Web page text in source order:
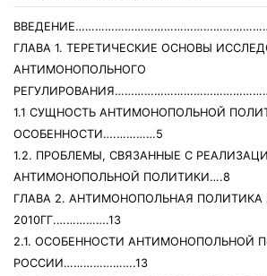
ГЛАВА 1. ТЕРЕТИЧЕСКИЕ ОСНОВЫ
АНТИМОНОПОЛЬНОГО
1.1 СУЩНОСТЬ АНТИМОНОПОЛЬНОЙ
ОСОБЕННОСТИ….…………5
1.2. ПРОБЛЕМЫ, СВЯЗАННЫЕ С
АНТИМОНОПОЛЬНОЙ ПОЛИТИКИ….8
ГЛАВА 2. АНТИМОНОПОЛЬНАЯ ПОЛИТИКА
2010ГГ.…………….13
2.1. ОСОБЕННОСТИ АНТИМОНОПОЛЬНОЙ
РОССИИ………………….13